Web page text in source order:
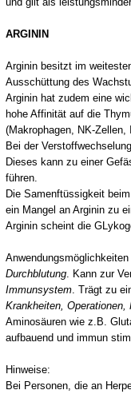
ARGININ
Arginin besitzt im
Ausschüttung des
Arginin hat zudem eine
hohe Affinität auf die
(Makrophagen, NK-
Bei der
Dieses kann zu einer
führen.
Die Samenftüssigkeit
ein Mangel an Arginin zu
Arginin scheint die
Anwendungsmöglichkeiten
Durchblutung. Kann zur
Immunsystem. Trägt zu
Krankheiten, Operationen,
Aminosäuren wie z.B.
aufbauend und immun
Hinweise:
Bei Personen, die an